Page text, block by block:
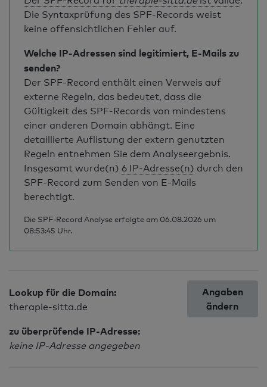
Die Syntaxprüfung des SPF-Records weist
keine offensichtlichen Fehler auf.
Welche IP-Adressen sind legitimiert, E-Mails zu
senden?
Der SPF-Record enthält einen Verweis auf
externe Regeln, das bedeutet, dass die
Gültigkeit des SPF-Records von mindestens
einer anderen Domain abhängt. Eine
detaillierte Auflistung der extern genutzten
Regeln entnehmen Sie dem Analyseergebnis.
Insgesamt wurde(n) 6 IP-Adresse(n) durch den
SPF-Record zum Senden von E-Mails
berechtigt.
Die SPF-Record Analyse erfolgte am 06.08.2026 um
08:53:45 Uhr.
Lookup für die Domain:
therapie-sitta.de
zu überprüfende IP-Adresse:
keine IP-Adresse angegeben
Angaben
ändern